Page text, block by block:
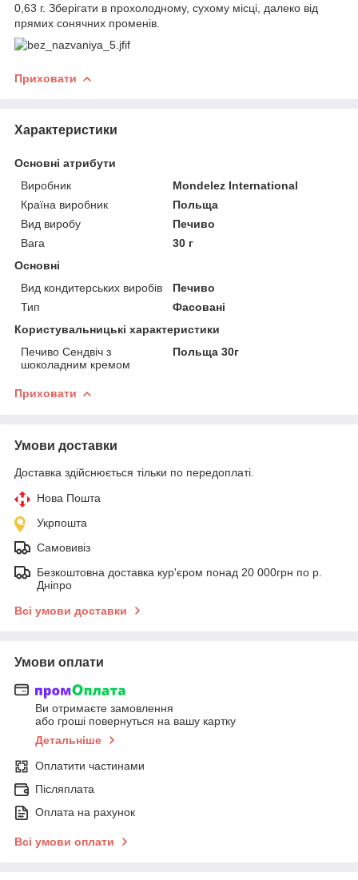
0,63 г. Зберігати в прохолодному, сухому місці, далеко від
прямих сонячних променів.
Приховати
Характеристики
Основні атрибути
Виробник
Mondelez International
Країна виробник
Польща
Вид виробу
Печиво
Вага
30 г
Основні
Вид кондитерських виробів
Печиво
Тип
Фасовані
Користувальницькі характеристики
Печиво Сендвіч з
шоколадним кремом
Польща 30г
Приховати
Умови доставки
Доставка здійснюється тільки по передоплаті.
Нова Пошта
Укрпошта
Самовивіз
Безкоштовна доставка кур'єром понад 20 000грн по р.
Дніпро
Всі умови доставки
Умови оплати
Ви отримаєте замовлення
або гроші повернуться на вашу картку
Детальніше
Оплатити частинами
Післяплата
Оплата на рахунок
Всі умови оплати